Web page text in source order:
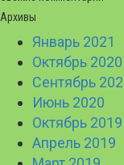
Архивы
Январь 2021
Октябрь 2020
Сентябрь
Июнь 2020
Октябрь 2019
Апрель 2019